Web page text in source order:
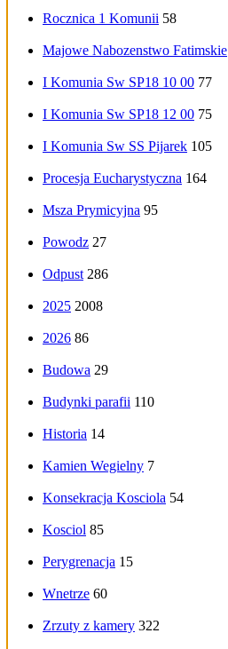
Rocznica 1 Komunii 58
Majowe Nabozenstwo Fatimskie
I Komunia Sw SP18 10 00 77
I Komunia Sw SP18 12 00 75
I Komunia Sw SS Pijarek 105
Procesja Eucharystyczna 164
Msza Prymicyjna 95
Powodz 27
Odpust 286
2025 2008
2026 86
Budowa 29
Budynki parafii 110
Historia 14
Kamien Wegielny 7
Konsekracja Kosciola 54
Kosciol 85
Perygrenacja 15
Wnetrze 60
Zrzuty z kamery 322